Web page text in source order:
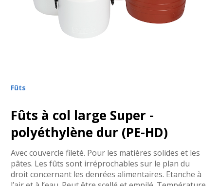
Fûts
Fûts à col large Super -
polyéthylène dur (PE-HD)
Avec couvercle fileté. Pour les matières solides et les
pâtes. Les fûts sont irréprochables sur le plan du
droit concernant les denrées alimentaires. Etanche à